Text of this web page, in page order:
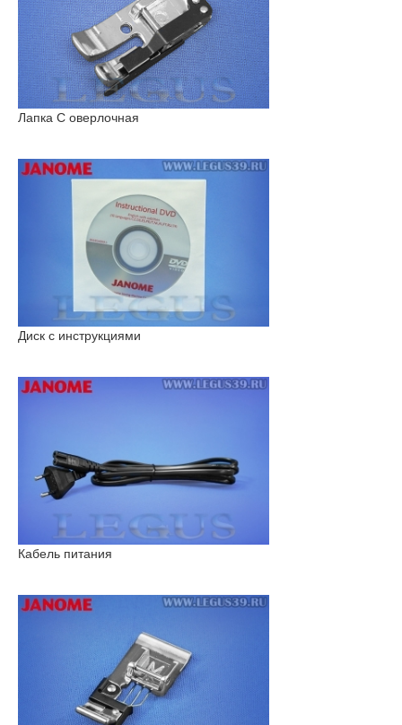
Лапка С оверлочная
Диск с инструкциями
Кабель питания